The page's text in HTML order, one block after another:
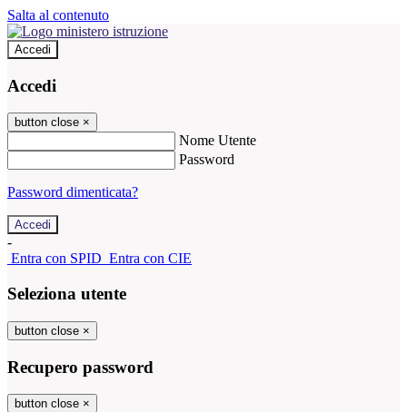
Salta al contenuto
Accedi
Accedi
button close ×
Nome Utente
Password
Password dimenticata?
-
Entra con SPID Entra con CIE
Seleziona utente
button close ×
Recupero password
button close ×